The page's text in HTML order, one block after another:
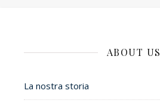
ABOUT US
La nostra storia